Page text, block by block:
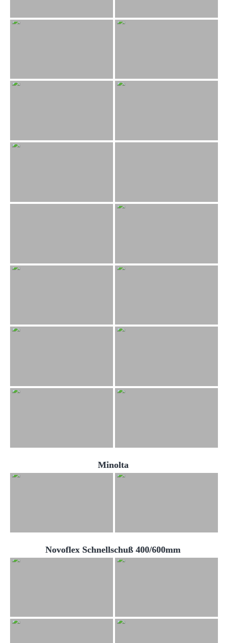
Minolta
Novoflex Schnellschuß 400/600mm